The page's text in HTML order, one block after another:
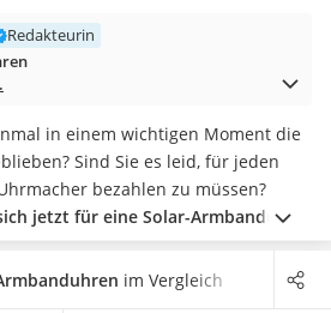
Redakteurin
in einem wichtigen Moment die
Sind Sie es leid, für jeden
bezahlen zu müssen?
jetzt für eine Solar-Armbanduhr
Solaruhren
, mit denen sie ihren Akku im
im Vergleich